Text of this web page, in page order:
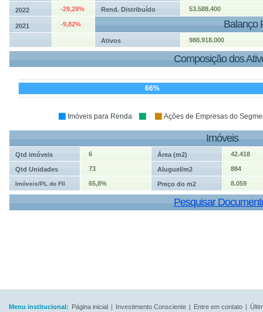
2022 -29,28% Rend. Distribuído 53.588.400
2021 -9,82% Balanço
Ativos 988.918.000
Composição dos
66%
Imóveis para Renda Ações de Empresas do
Imóveis
Qtd imóveis 6 Área (m2) 42.418
Qtd Unidades 73 Aluguel/m2 884
Imóveis/PL do FII 65,8% Preço do m2 8.059
Pesquisar
Menu institucional: Página inicial | Investimento Consciente | Entre em contato |